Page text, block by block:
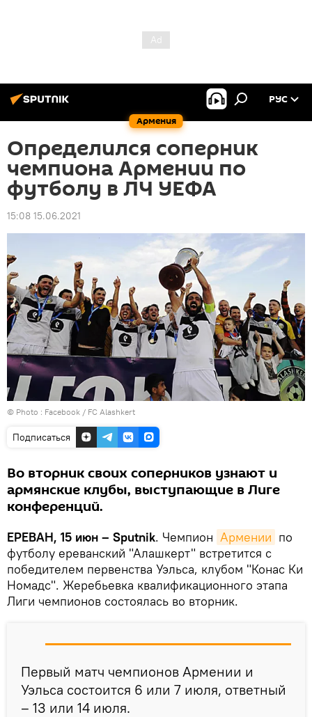
Армения
РУС
Определился соперник
чемпиона Армении по
футболу в ЛЧ УЕФА
15:08 15.06.2021
© Photo : Facebook / FC Alashkert
Подписаться
Во вторник своих соперников узнают и
армянские клубы, выступающие в Лиге
конференций.
ЕРЕВАН, 15 июн – Sputnik. Чемпион Армении по
футболу ереванский "Алашкерт" встретится с
победителем первенства Уэльса, клубом "Конас Ки
Номадс". Жеребьевка квалификационного этапа
Лиги чемпионов состоялась во вторник.
Первый матч чемпионов Армении и
Уэльса состоится 6 или 7 июля, ответный
– 13 или 14 июля.